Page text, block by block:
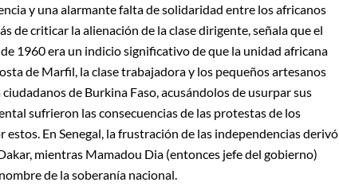
y una alarmante falta de solidaridad entre los africanos
de criticar la alienación de la clase dirigente, señala que el
1960 era un indicio significativo de que la unidad africana
de Marfil, la clase trabajadora y los pequeños artesanos
de Burkina Faso, acusándolos de usurpar sus
sufrieron las consecuencias de las protestas de los
En Senegal, la frustración de las independencias derivó
mientras Mamadou Dia (entonces jefe del gobierno)
de la soberanía nacional.